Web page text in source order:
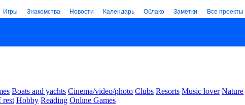
Игры Знакомства Новости Календарь Облако Заметки Все проекты
Boats and yachts Cinema/video/photo Clubs Resorts Music lover Nature
rest Hobby Reading Online Games